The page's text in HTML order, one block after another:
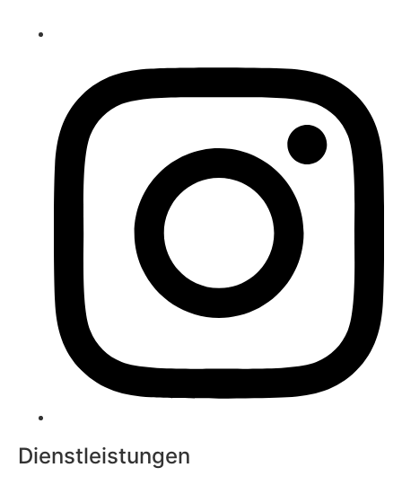
Dienstleistungen